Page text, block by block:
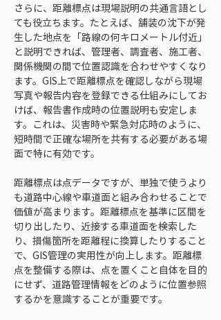
さらに、距離標点は現場説明の共通言語とし
ても役立ちます。たとえば、舗装の沈下が発
生した地点を「路線の何キロメートル付近」
と説明できれば、管理者、調査者、施工者、
関係機関の間で位置認識を合わせやすくなり
ます。GIS上で距離標点を確認しながら現場
写真や報告内容を登録できる仕組みにしてお
けば、報告書作成時の位置説明も安定しま
す。これは、災害時や緊急対応時のように、
短時間で正確な場所を共有する必要がある場
面で特に有効です。
距離標点は点データですが、単独で使うより
も道路中心線や車道面と組み合わせることで
価値が高まります。距離標点を基準に区間を
切り出したり、近接する車道面を検索した
り、損傷箇所を距離程に換算したりすること
で、GIS管理の実用性が向上します。距離標
点を整備する際は、点を置くこと自体を目的
にせず、道路管理情報をどのように位置参照
するかを意識することが重要です。